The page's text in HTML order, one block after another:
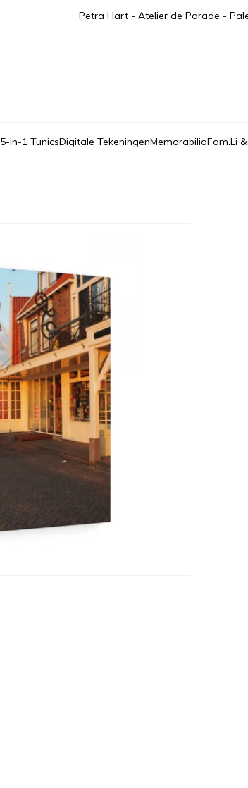
Petra Hart - Atelier de Parade -
5-in-1 TunicsDigitale TekeningenMemorabiliaFam.Li